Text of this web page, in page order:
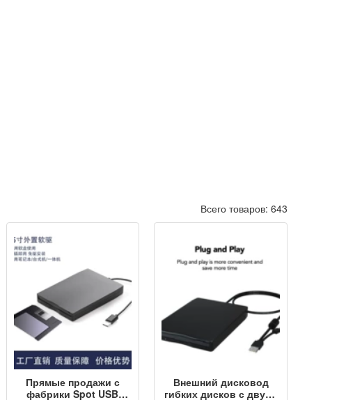
Всего товаров: 643
Прямые продажи с
фабрики Spot USB
Внешний дисковод
гибких дисков с двумя